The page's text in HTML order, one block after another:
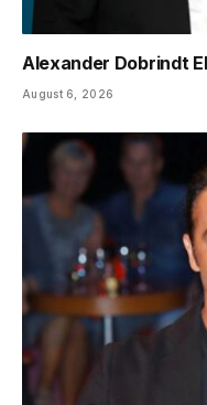
Alexander Dobrindt
August 6, 2026